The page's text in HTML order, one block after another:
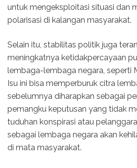
untuk mengeksploitasi situasi dan
polarisasi di kalangan masyarakat.
Selain itu, stabilitas politik juga
meningkatnya ketidakpercayaan
lembaga-lembaga negara, seperti
Isu ini bisa memperburuk citra
sebelumnya diharapkan sebagai
pemangku keputusan yang tidak
tuduhan konspirasi atau
sebagai lembaga negara akan
di mata masyarakat.